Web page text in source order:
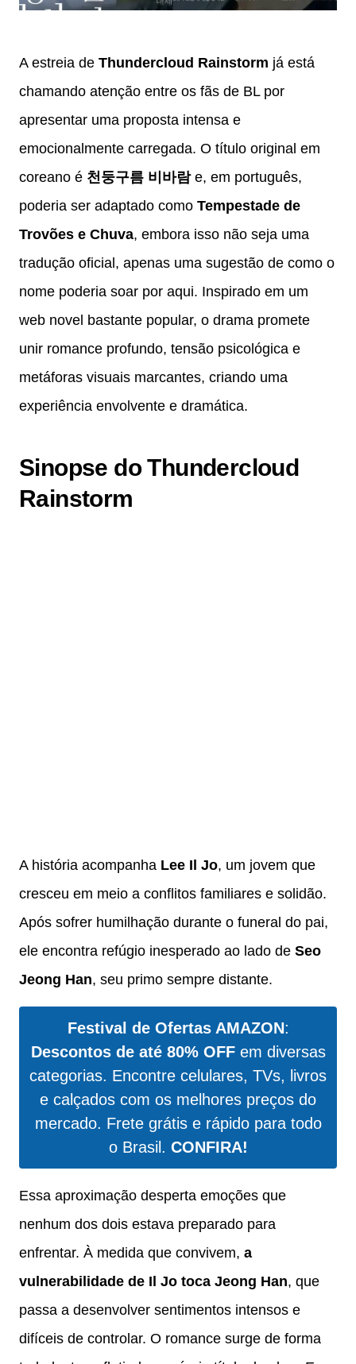
A estreia de Thundercloud Rainstorm já está
chamando atenção entre os fãs de BL por
apresentar uma proposta intensa e
emocionalmente carregada. O título original em
coreano é 천둥구름 비바람e, em português,
poderia ser adaptado como Tempestade de
Trovões e Chuva, embora isso não seja uma
tradução oficial, apenas uma sugestão de como o
nome poderia soar por aqui. Inspirado em um
web novel bastante popular, o drama promete
unir romance profundo, tensão psicológica e
metáforas visuais marcantes, criando uma
experiência envolvente e dramática.
Sinopse do Thundercloud
Rainstorm
A história acompanha Lee Il Jo, um jovem que
cresceu em meio a conflitos familiares e solidão.
Após sofrer humilhação durante o funeral do pai,
ele encontra refúgio inesperado ao lado de Seo
Jeong Han, seu primo sempre distante.
Festival de Ofertas AMAZON:
Descontos de até 80% OFFem diversas
categorias. Encontre celulares, TVs, livros
e calçados com os melhores preços do
mercado. Frete grátis e rápido para todo
o Brasil. CONFIRA!
Essa aproximação desperta emoções que
nenhum dos dois estava preparado para
enfrentar. À medida que convivem, a
vulnerabilidade de Il Jo toca Jeong Han, que
passa a desenvolver sentimentos intensos e
difíceis de controlar. O romance surge de forma